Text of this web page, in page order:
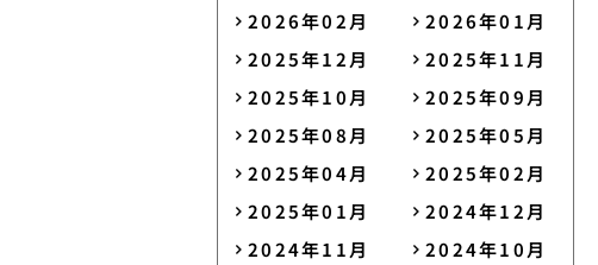
2026年02月
2026年01月
2025年12月
2025年11月
2025年10月
2025年09月
2025年08月
2025年05月
2025年04月
2025年02月
2025年01月
2024年12月
2024年11月
2024年10月